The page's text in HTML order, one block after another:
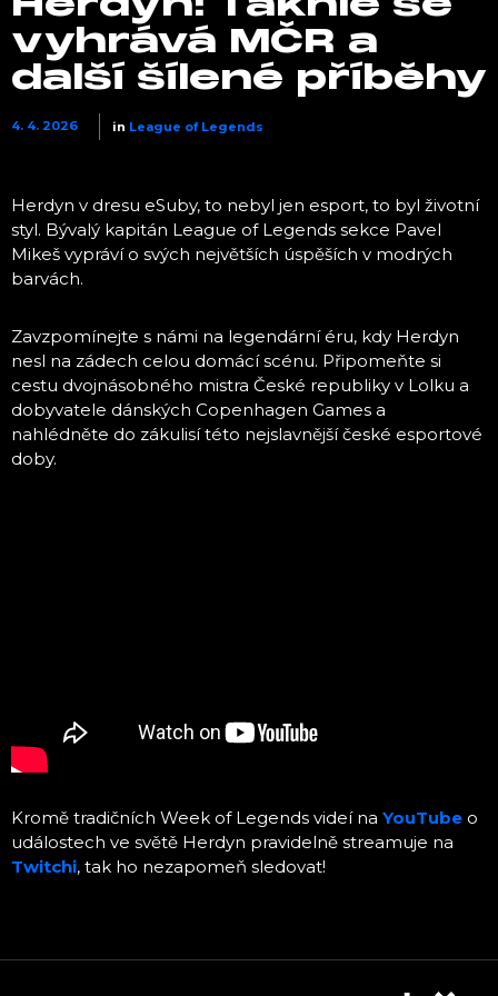
vyhrává MČR a
další šílené příběhy
4. 4. 2026 in League of Legends
Herdyn v dresu eSuby, to nebyl jen esport, to byl životní
styl. Bývalý kapitán League of Legends sekce Pavel
Mikeš vypráví o svých největších úspěších v modrých
barvách.
Zavzpomínejte s námi na legendární éru, kdy Herdyn
nesl na zádech celou domácí scénu. Připomeňte si
cestu dvojnásobného mistra České republiky v Lolku a
dobyvatele dánských Copenhagen Games a
nahlédněte do zákulisí této nejslavnější české esportové
doby.
Kromě tradičních Week of Legends videí na YouTube o
událostech ve světě Herdyn pravidelně streamuje na
Twitchi, tak ho nezapomeň sledovat!